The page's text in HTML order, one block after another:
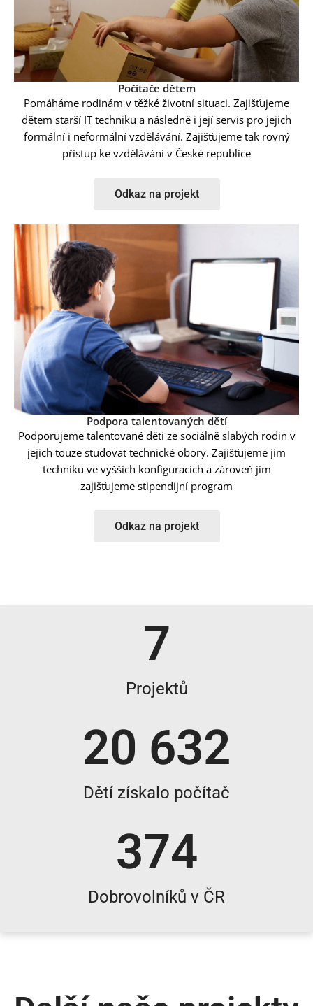
Počítače dětem
Pomáháme rodinám v těžké životní situaci. Zajišťujeme
dětem starší IT techniku a následně i její servis pro jejich
formální i neformální vzdělávání. Zajišťujeme tak rovný
přístup ke vzdělávání v České republice
Odkaz na projekt
Podpora talentovaných dětí
Podporujeme talentované děti ze sociálně slabých rodin v
jejich touze studovat technické obory. Zajišťujeme jim
techniku ve vyšších konfiguracích a zároveň jim
zajišťujeme stipendijní program
Odkaz na projekt
Projektů
7
Dětí získalo počítač
20 632
Dobrovolníků v ČR
374